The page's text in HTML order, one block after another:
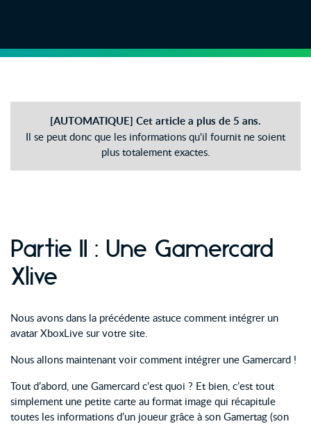
[AUTOMATIQUE] Cet article a plus de 5 ans.
Il se peut donc que les informations qu'il fournit ne soient
plus totalement exactes.
Partie II : Une Gamercard
Xlive
Nous avons dans la précédente astuce comment intégrer un
avatar XboxLive sur votre site.
Nous allons maintenant voir comment intégrer une Gamercard !
Tout d’abord, une Gamercard c’est quoi ? Et bien, c’est tout
simplement une petite carte au format image qui récapitule
toutes les informations d’un joueur grâce à son Gamertag (son